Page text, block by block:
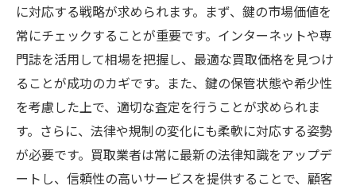
に対応する戦略が求められます。まず、鍵の市場価値を
常にチェックすることが重要です。インターネットや専
門誌を活用して相場を把握し、最適な買取価格を見つけ
ることが成功のカギです。また、鍵の保管状態や希少性
を考慮した上で、適切な査定を行うことが求められま
す。さらに、法律や規制の変化にも柔軟に対応する姿勢
が必要です。買取業者は常に最新の法律知識をアップデ
ートし、信頼性の高いサービスを提供することで、顧客